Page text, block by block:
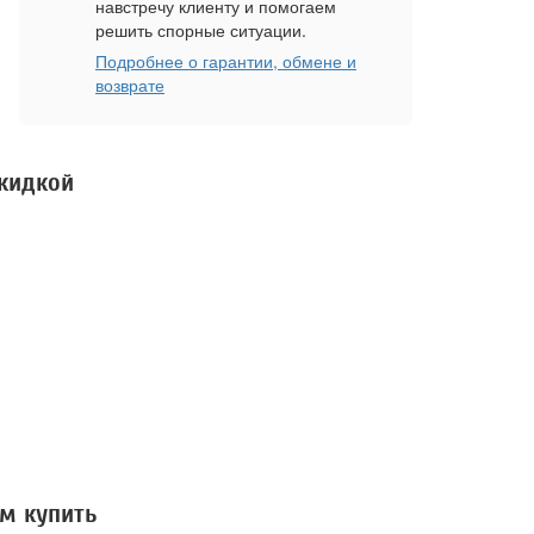
навстречу клиенту и помогаем
решить спорные ситуации.
Подробнее о гарантии, обмене и
возврате
купить